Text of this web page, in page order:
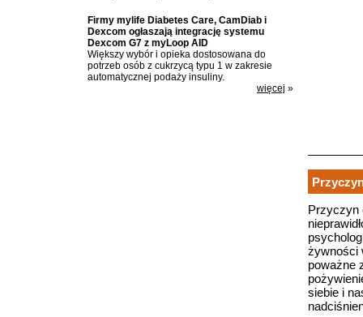
Przyczyn
żywności
poważne
siebie i
Firmy mylife Diabetes Care, CamDiab i
Dexcom ogłaszają integrację systemu
Dexcom G7 z myLoop AID
Większy wybór i opieka dostosowana do
potrzeb osób z cukrzycą typu 1 w zakresie
automatycznej podaży insuliny.
więcej »